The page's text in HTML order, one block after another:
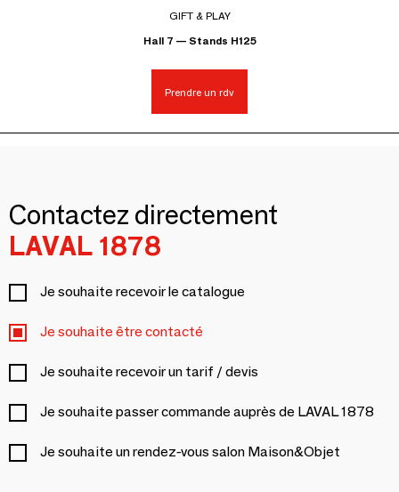
GIFT & PLAY
Hall 7 — Stands H125
Prendre un rdv
Contactez directement
LAVAL 1878
Je souhaite recevoir le catalogue
Je souhaite être contacté
Je souhaite recevoir un tarif / devis
Je souhaite passer commande auprès de LAVAL 1878
Je souhaite un rendez-vous salon Maison&Objet